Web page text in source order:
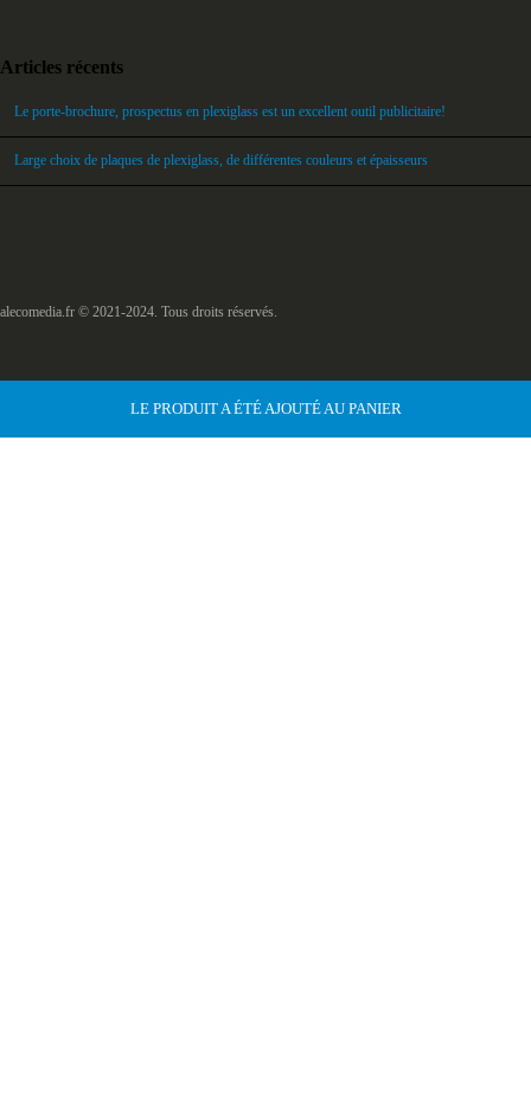
Articles récents
Le porte-brochure, prospectus en plexiglass est un excellent outil publicitaire!
Large choix de plaques de plexiglass, de différentes couleurs et épaisseurs
alecomedia.fr © 2021-2024. Tous droits réservés.
LE PRODUIT A ÉTÉ AJOUTÉ AU PANIER